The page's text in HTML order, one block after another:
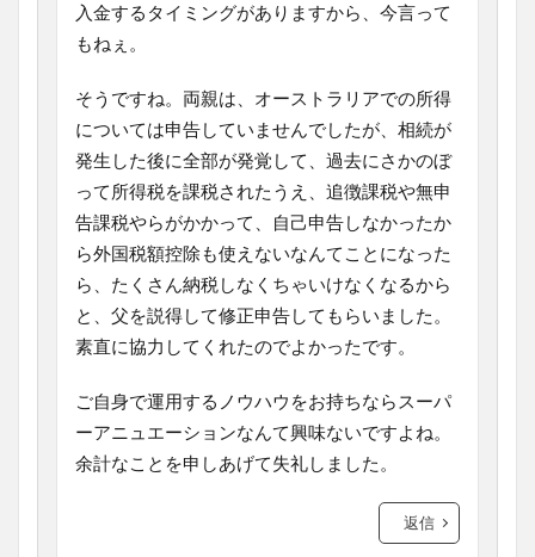
入金するタイミングがありますから、今言って
もねぇ。
そうですね。両親は、オーストラリアでの所得
については申告していませんでしたが、相続が
発生した後に全部が発覚して、過去にさかのぼ
って所得税を課税されたうえ、追徴課税や無申
告課税やらがかかって、自己申告しなかったか
ら外国税額控除も使えないなんてことになった
ら、たくさん納税しなくちゃいけなくなるから
と、父を説得して修正申告してもらいました。
素直に協力してくれたのでよかったです。
ご自身で運用するノウハウをお持ちならスーパ
ーアニュエーションなんて興味ないですよね。
余計なことを申しあげて失礼しました。
返信